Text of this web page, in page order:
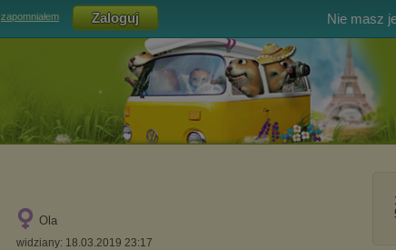
zapomniałem Nie masz
Ola
widziany: 18.03.2019 23:17